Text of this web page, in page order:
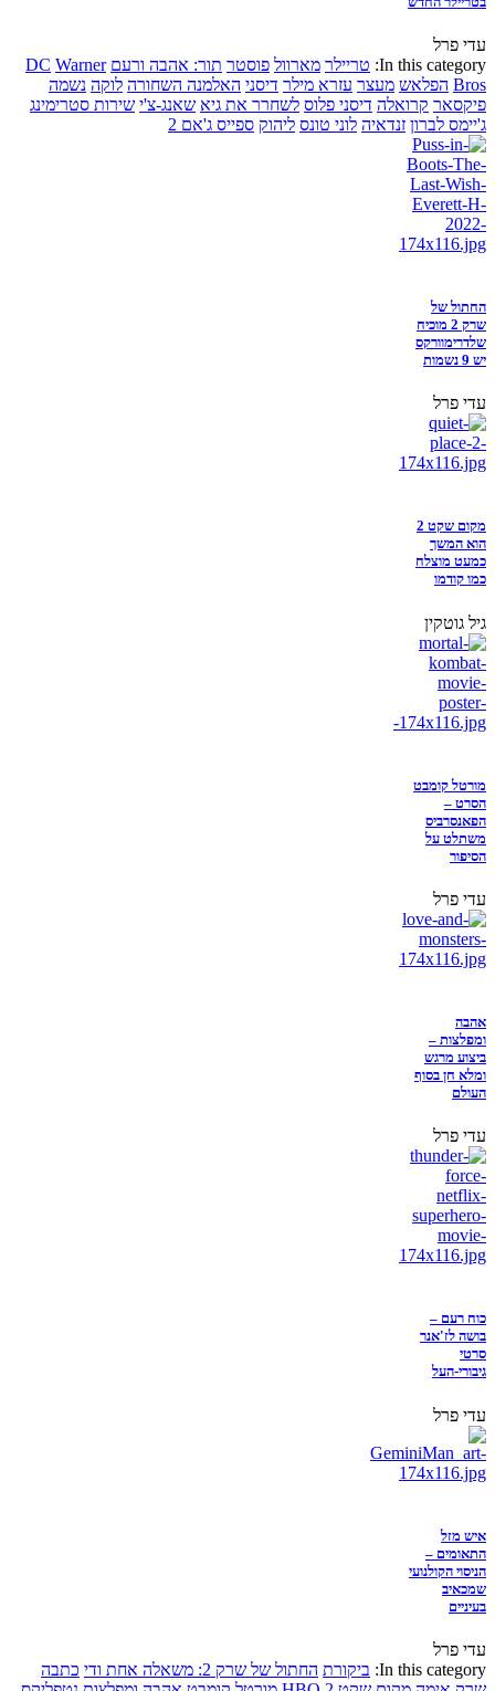
עדי פרל
In this category: טריילר מארוול פוסטר תור: אהבה ורעם DC Warner
Bros הפלאש מעצר עזרא מילר דיסני האלמנה השחורה לוקה נשמה
פיקסאר קרואלה דיסני פלוס לשחרר את גיא שאנג-צ'י שירות סטרימינג
ג'יימס לברון זנדאיה לוני טונס ליהוק ספייס ג'אם 2
החתול של
שרק 2 מוכיח
שלדרימוורקס
יש 9 נשמות
עדי פרל
מקום שקט 2
הוא המשך
כמעט מוצלח
כמו קודמו
גיל גוטקין
מורטל קומבט
הסרט –
הפאנסרביס
משתלט על
הסיפור
עדי פרל
אהבה
ומפלצות –
ביצוע מרגש
ומלא חן בסוף
העולם
עדי פרל
כוח רעם –
בושה לז'אנר
סרטי
גיבורי-העל
עדי פרל
איש מזל
התאומים –
הניסוי הקולנועי
שמכאיב
בעיניים
עדי פרל
In this category: ביקורת החתול של שרק 2: משאלה אחת ודי
כתבה